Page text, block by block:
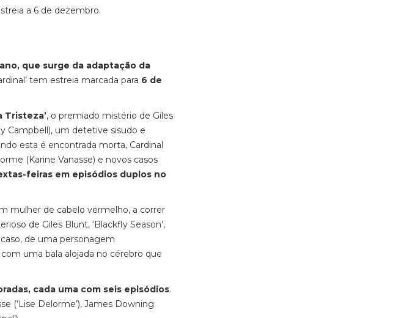
a 6 de dezembro.
que surge da adaptação da
tem estreia marcada para 6 de
Tristeza’, o premiado mistério de Giles
Campbell), um detetive sisudo e
esta é encontrada morta, Cardinal
(Karine Vanasse) e novos casos
feiras em episódios duplos no
mulher de cabelo vermelho, a correr
de Giles Blunt, ‘Blackfly Season’,
de uma personagem
uma bala alojada no cérebro que
cada uma com seis episódios.
(‘Lise Delorme’), James Downing